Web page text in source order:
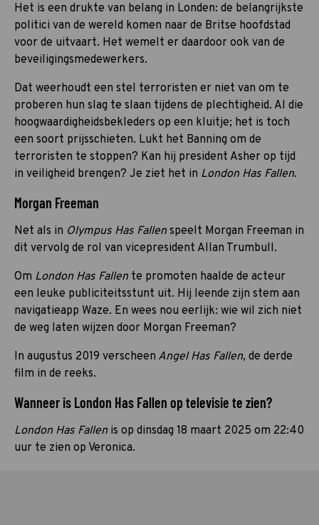
Het is een drukte van belang in Londen: de belangrijkste
politici van de wereld komen naar de Britse hoofdstad
voor de uitvaart. Het wemelt er daardoor ook van de
beveiligingsmedewerkers.
Dat weerhoudt een stel terroristen er niet van om te
proberen hun slag te slaan tijdens de plechtigheid. Al die
hoogwaardigheidsbekleders op een kluitje; het is toch
een soort prijsschieten. Lukt het Banning om de
terroristen te stoppen? Kan hij president Asher op tijd
in veiligheid brengen? Je ziet het in London Has Fallen.
Morgan Freeman
Net als in Olympus Has Fallen speelt Morgan Freeman in
dit vervolg de rol van vicepresident Allan Trumbull.
Om London Has Fallen te promoten haalde de acteur
een leuke publiciteitsstunt uit. Hij leende zijn stem aan
navigatieapp Waze. En wees nou eerlijk: wie wil zich niet
de weg laten wijzen door Morgan Freeman?
In augustus 2019 verscheen Angel Has Fallen, de derde
film in de reeks.
Wanneer is London Has Fallen op televisie te zien?
London Has Fallen is op dinsdag 18 maart 2025 om 22:40
uur te zien op Veronica.